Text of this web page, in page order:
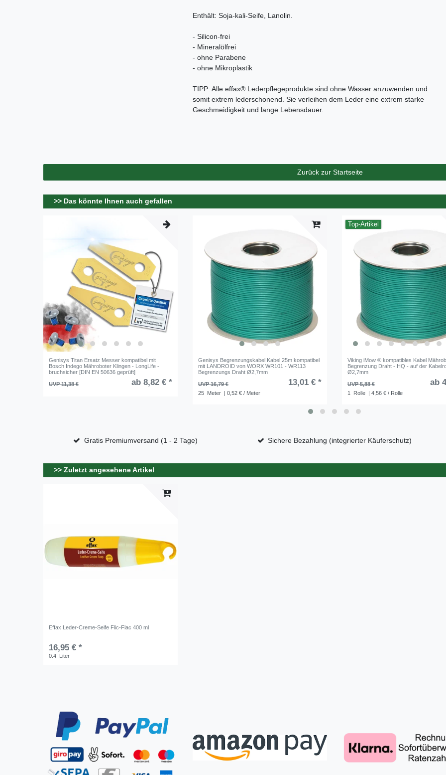
Enthält: Soja-kali-Seife, Lanolin.
- Silicon-frei
- Mineralölfrei
- ohne Parabene
- ohne Mikroplastik
TIPP: Alle effax® Lederpflegeprodukte sind ohne Wasser anzuwenden und
somit extrem lederschonend. Sie verleihen dem Leder eine extrem starke
Geschmeidigkeit und lange Lebensdauer.
Zurück zur Startseite
>> Das könnte Ihnen auch gefallen
Genisys Titan Ersatz Messer kompatibel mit
Bosch Indego Mähroboter Klingen - LongLife -
bruchsicher [DIN EN 50636 geprüft]
UVP 11,38 €
ab 8,82 € *
Genisys Begrenzungskabel Kabel 25m kompatibel
mit LANDROID von WORX WR101 - WR113
Begrenzungs Draht Ø2,7mm
UVP 16,79 €
13,01 € *
25 Meter | 0,52 € / Meter
Top-Artikel
Viking iMow ® kompatibles Kabel
Begrenzung Draht - HQ - auf der
Ø2,7mm
UVP 5,88 €
ab
1 Rolle | 4,56 € / Rolle
Gratis Premiumversand (1 - 2 Tage) Sichere Bezahlung (integrierter Käuferschutz)
>> Zuletzt angesehene Artikel
Effax Leder-Creme-Seife Flic-Flac 400 ml
16,95 € *
0.4 Liter